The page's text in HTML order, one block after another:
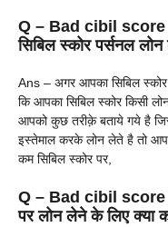
Q – Bad cibil score
सिबिल स्कोर पर्सनल
Ans – अगर आपका सिबिल
कि आपका सिबिल स्कोर किसी
आपको कुछ तरीक़े बताये गये है
इस्तेमाल करके लोन लेते है तो
कम सिबिल स्कोर पर,
Q – Bad cibil score
पर लोन लेने के लिए क्या